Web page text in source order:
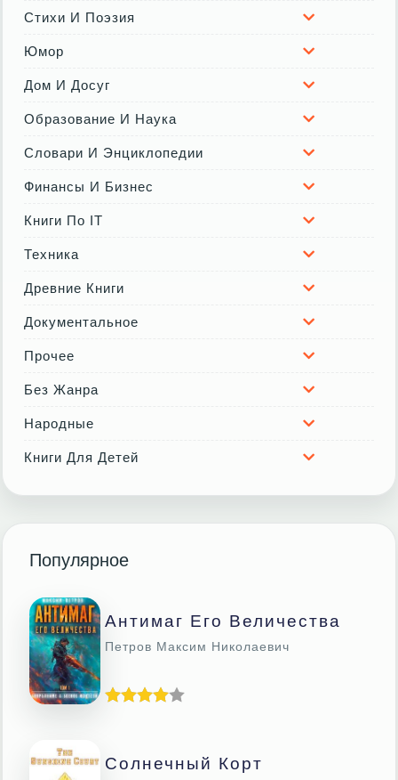
Стихи И Поэзия
Юмор
Дом И Досуг
Образование И Наука
Словари И Энциклопедии
Финансы И Бизнес
Книги По IT
Техника
Древние Книги
Документальное
Прочее
Без Жанра
Народные
Книги Для Детей
Популярное
Антимаг Его Величества
Петров Максим Николаевич
Солнечный Корт